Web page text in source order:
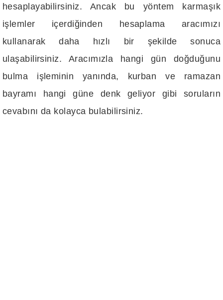
hesaplayabilirsiniz. Ancak bu yöntem karmaşık
işlemler içerdiğinden hesaplama aracımızı
kullanarak daha hızlı bir şekilde sonuca
ulaşabilirsiniz. Aracımızla hangi gün doğduğunu
bulma işleminin yanında, kurban ve ramazan
bayramı hangi güne denk geliyor gibi soruların
cevabını da kolayca bulabilirsiniz.